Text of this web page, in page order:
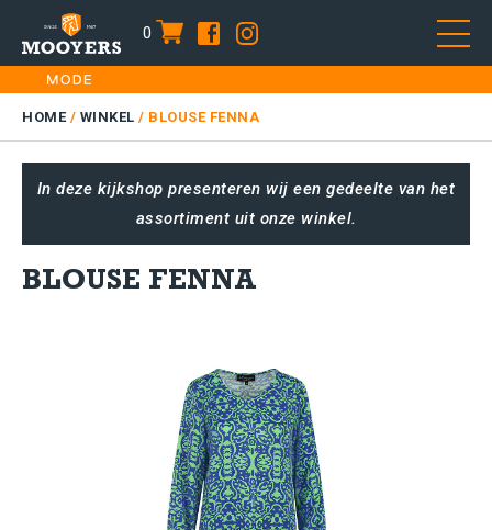
0 item
Skip
to
content
HOME
DAMES
KIDS
PLUS SIZE
HOME/ WINKEL / BLOUSE FENNA
In deze kijkshop presenteren wij een gedeelte van het
assortiment uit onze winkel.
BLOUSE FENNA